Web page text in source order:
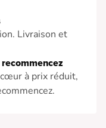
Livraison et
à prix réduit,